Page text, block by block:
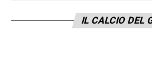
IL CALCIO DEL